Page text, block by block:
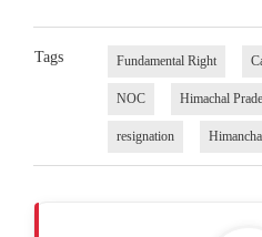
Tags Fundamental Right
NOC Himachal
resignation